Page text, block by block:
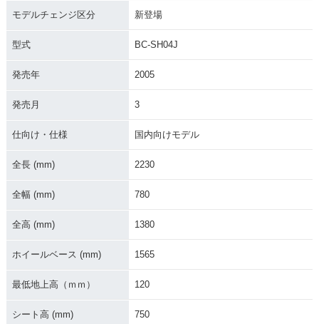
2005年 GRAND MA
モデルチェンジ区分 新登場
型式 BC-SH04J
発売年 2005
発売月 3
仕向け・仕様 国内向けモデル
全長 (mm) 2230
全幅 (mm) 780
全高 (mm) 1380
ホイールベース (mm) 1565
最低地上高（ｍｍ） 120
シート高 (mm) 750